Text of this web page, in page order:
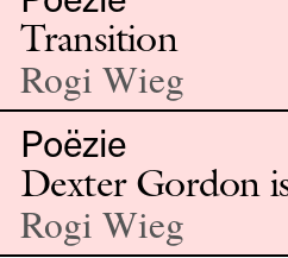
Transition
Rogi Wieg
Poëzie
Dexter Gordon
Rogi Wieg